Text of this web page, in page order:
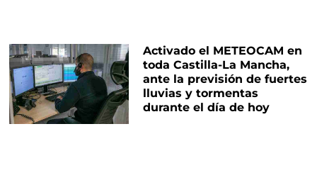
Activado el METEOCAM en
toda Castilla-La Mancha,
ante la previsión de fuertes
lluvias y tormentas
durante el día de hoy